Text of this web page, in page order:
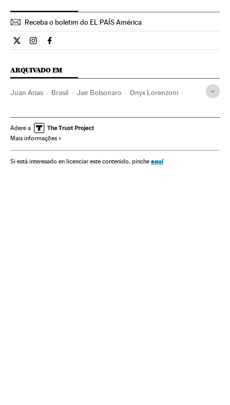
Receba o boletim do EL PAÍS América
Opiniao El País Brasil en Twitter
Opiniao El País Brasil en Instagram
Opiniao El País Brasil en Facebook
ARQUIVADO EM
Juan Arias Brasil Jair Bolsonaro Onyx Lorenzoni
Protestos sociais Olavo de Carvalho
Congresso Nacional
Adere a
Mais informações
Si está interesado en licenciar este contenido, pinche aquí